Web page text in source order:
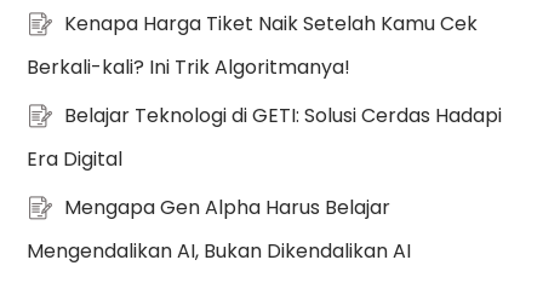
Kenapa Harga Tiket Naik Setelah Kamu Cek
Berkali-kali? Ini Trik Algoritmanya!
Belajar Teknologi di GETI: Solusi Cerdas Hadapi
Era Digital
Mengapa Gen Alpha Harus Belajar
Mengendalikan AI, Bukan Dikendalikan AI